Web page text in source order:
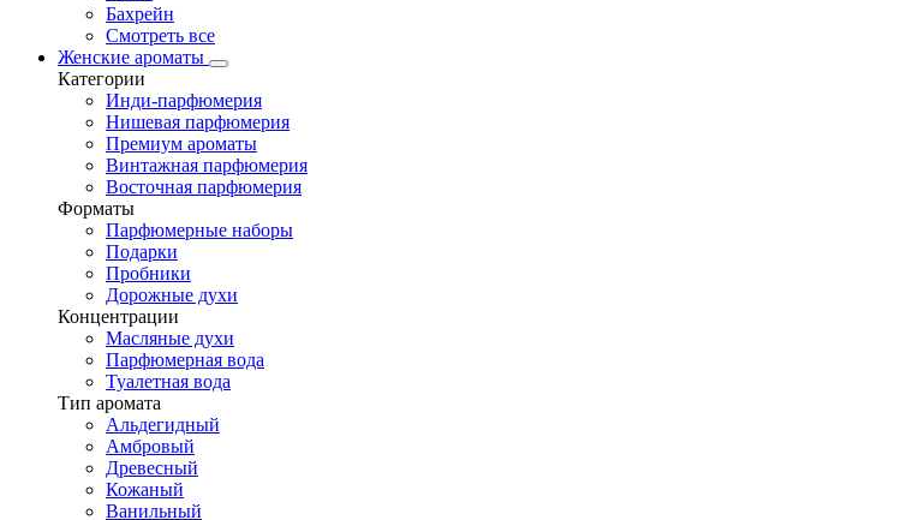
Бахрейн
Смотреть все
Женские ароматы
Категории
Инди-парфюмерия
Нишевая парфюмерия
Премиум ароматы
Винтажная парфюмерия
Восточная парфюмерия
Форматы
Парфюмерные наборы
Подарки
Пробники
Дорожные духи
Концентрации
Масляные духи
Парфюмерная вода
Туалетная вода
Тип аромата
Альдегидный
Амбровый
Древесный
Кожаный
Ванильный